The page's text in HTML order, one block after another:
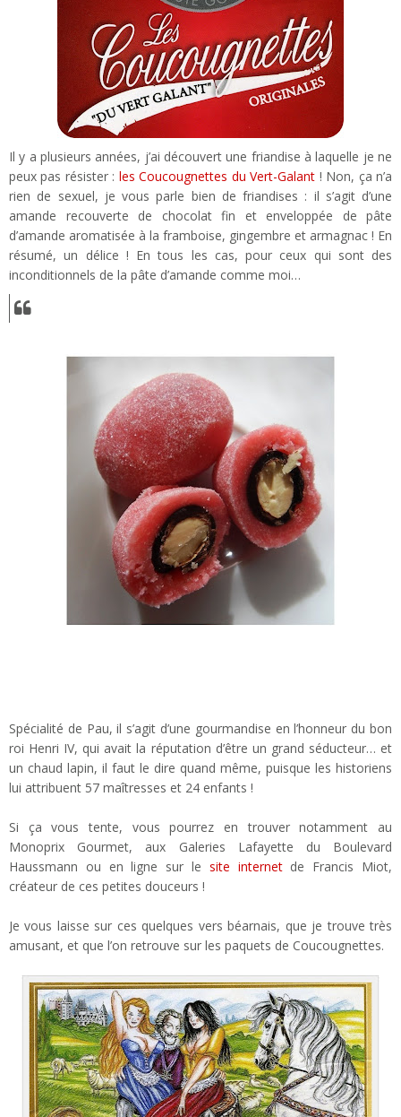
Il y a plusieurs années, j’ai découvert une friandise à laquelle je ne
peux pas résister : les Coucougnettes du Vert-Galant ! Non, ça n’a
rien de sexuel, je vous parle bien de friandises : il s’agit d’une
amande recouverte de chocolat fin et enveloppée de pâte
d’amande aromatisée à la framboise, gingembre et armagnac ! En
résumé, un délice ! En tous les cas, pour ceux qui sont des
inconditionnels de la pâte d’amande comme moi…
Spécialité de Pau, il s’agit d’une gourmandise en l’honneur du bon
roi Henri IV, qui avait la réputation d’être un grand séducteur… et
un chaud lapin, il faut le dire quand même, puisque les historiens
lui attribuent 57 maîtresses et 24 enfants !
Si ça vous tente, vous pourrez en trouver notamment au
Monoprix Gourmet, aux Galeries Lafayette du Boulevard
Haussmann ou en ligne sur le site internetde Francis Miot,
créateur de ces petites douceurs !
Je vous laisse sur ces quelques vers béarnais, que je trouve très
amusant, et que l’on retrouve sur les paquets de Coucougnettes.